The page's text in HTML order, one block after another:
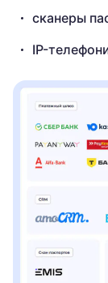
сканеры
IP-